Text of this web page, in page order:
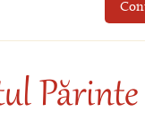
Părinte